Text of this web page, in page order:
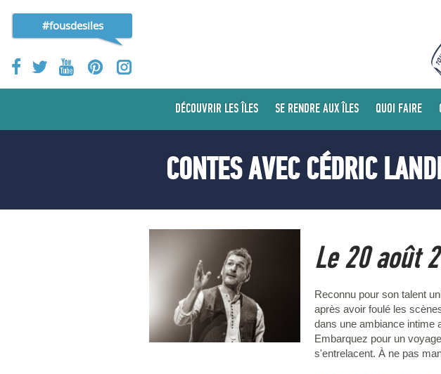
#fousdesiles
DÉCOUVRIR LES ÎLES SE RENDRE AUX ÎLES QUOI FAIRE
CONTES AVEC CÉDRIC
Le 20 août
Reconnu pour son talent
après avoir foulé les
dans une ambiance intime
Embarquez pour un
s'entrelacent. À ne pas